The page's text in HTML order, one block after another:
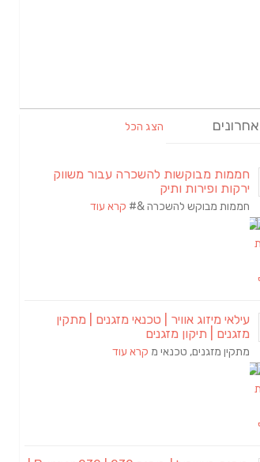
הצג הכל
חממות מבוקשות להשכרה עבור משווק
ירקות ופירות ותיק
חממות מבוקש להשכרה &# קרא עוד
עילאי מיזוג אוויר | טכנאי מזגנים | מתקין
מזגנים | תיקון מזגנים
מתקין מזגנים, טכנאי מ קרא עוד